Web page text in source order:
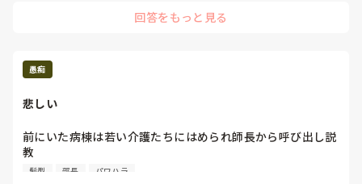
わたしは他病棟から異動してきたのですが
これでは職員間で会話がなく連携も取りづらく孤立します
この病棟の雰囲気とパワハラをしているのに自覚がない看護
部長に困っています
看護部長や主任に取り入るのに忖度が横行、チクリもです
ストレス発散、どうしたらいいのか？
みなさんの意見が聞きたく投稿しました
お返事ください
うなるのでしょうか‥？
それとも特定の人だけ目をつけられて監視されているのでしょ
うか‥？
ます。同じ病院内でも部署により雰囲気が違うことは多々あり
私も主任経験がありますがまず部下に対して「調子こいてき
た」なんて言葉を投げかけたことがないです。ちょっとおかし
回答をもっと見る
愚痴
悲しい
前にいた病棟は若い介護たちにはめられ師長から呼び出し説
教
介護らのチクリを鵜呑みにした看護部長
髪型 部長 パワハラ